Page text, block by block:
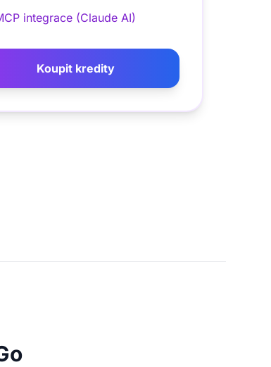
integrace (Claude AI)
Koupit kredity